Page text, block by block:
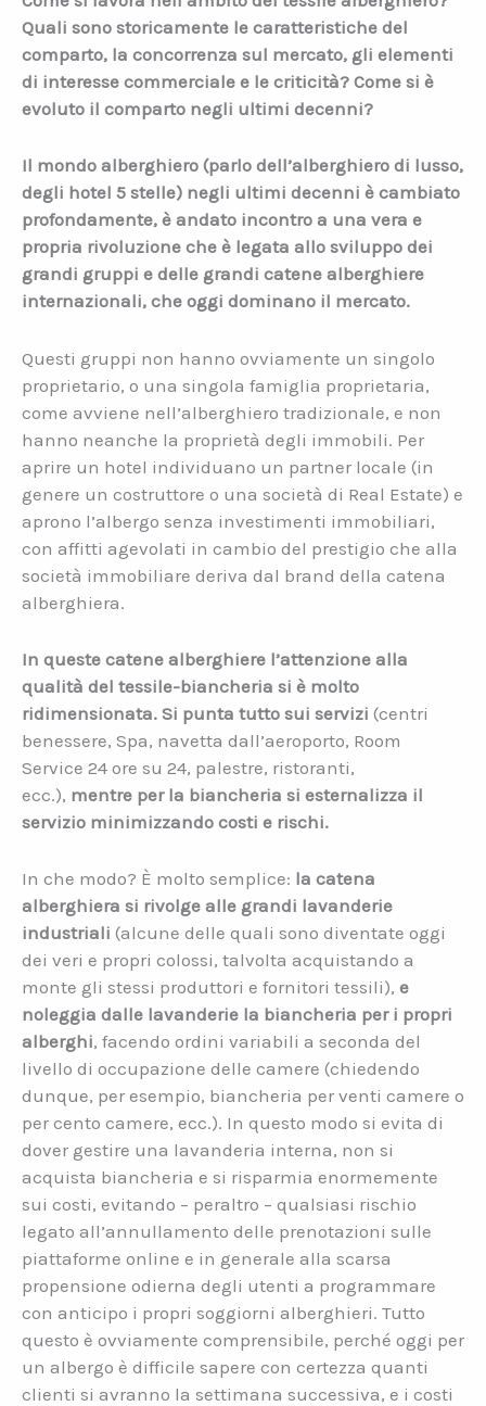
Quali sono storicamente le caratteristiche del
comparto, la concorrenza sul mercato, gli elementi
di interesse commerciale e le criticità? Come si è
evoluto il comparto negli ultimi decenni?
Il mondo alberghiero (parlo dell’alberghiero di lusso,
degli hotel 5 stelle) negli ultimi decenni è cambiato
profondamente, è andato incontro a una vera e
propria rivoluzione che è legata allo sviluppo dei
grandi gruppi e delle grandi catene alberghiere
internazionali, che oggi dominano il mercato.
Questi gruppi non hanno ovviamente un singolo
proprietario, o una singola famiglia proprietaria,
come avviene nell’alberghiero tradizionale, e non
hanno neanche la proprietà degli immobili. Per
aprire un hotel individuano un partner locale (in
genere un costruttore o una società di Real Estate) e
aprono l’albergo senza investimenti immobiliari,
con affitti agevolati in cambio del prestigio che alla
società immobiliare deriva dal brand della catena
alberghiera.
In queste catene alberghiere l’attenzione alla
qualità del tessile-biancheria si è molto
ridimensionata. Si punta tutto sui servizi (centri
benessere, Spa, navetta dall’aeroporto, Room
Service 24 ore su 24, palestre, ristoranti,
ecc.), mentre per la biancheria si esternalizza il
servizio minimizzando costi e rischi.
In che modo? È molto semplice: la catena
alberghiera si rivolge alle grandi lavanderie
industriali (alcune delle quali sono diventate oggi
dei veri e propri colossi, talvolta acquistando a
monte gli stessi produttori e fornitori tessili), e
noleggia dalle lavanderie la biancheria per i propri
alberghi, facendo ordini variabili a seconda del
livello di occupazione delle camere (chiedendo
dunque, per esempio, biancheria per venti camere o
per cento camere, ecc.). In questo modo si evita di
dover gestire una lavanderia interna, non si
acquista biancheria e si risparmia enormemente
sui costi, evitando – peraltro – qualsiasi rischio
legato all’annullamento delle prenotazioni sulle
piattaforme online e in generale alla scarsa
propensione odierna degli utenti a programmare
con anticipo i propri soggiorni alberghieri. Tutto
questo è ovviamente comprensibile, perché oggi per
un albergo è difficile sapere con certezza quanti
clienti si avranno la settimana successiva, e i costi